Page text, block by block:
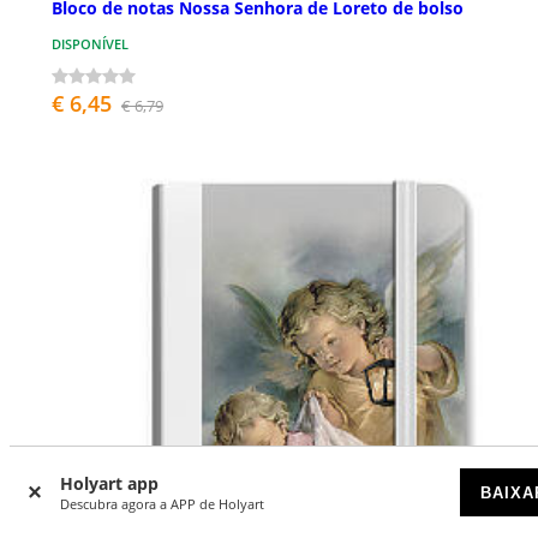
Holyart app
Descubra agora a APP de Holyart
Bloco de notas Nossa Senhora de Loreto de bolso
DISPONÍVEL
€ 6,45 € 6,79